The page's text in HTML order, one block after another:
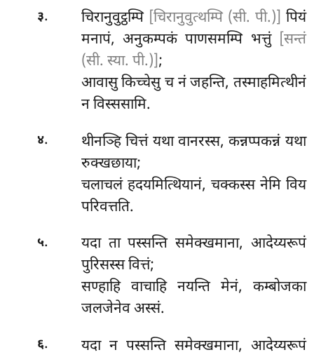
३. चिरानुवुट्ठम्पि [चिरानुवुत्थम्पि (सी. पी.)] पियं
मनापं, अनुकम्पकं पाणसमम्पि भत्तुं [सन्तं
(सी. स्या. पी.)];
आवासु किच्चेसु च नं जहन्ति, तस्माहमित्थीनं
न विस्ससामि.
४.
थीनञ्हि चित्तं यथा वानरस्स, कन्नप्पकन्नं यथा
रुक्खछाया;
चलाचलं हदयमित्थियानं, चक्कस्स नेमि विय
परिवत्तति.
५.
यदा ता पस्सन्ति समेक्खमाना, आदेय्यरूपं
पुरिसस्स वित्तं;
सण्हाहि वाचाहि नयन्ति मेनं, कम्बोजका
जलजेनेव अस्सं.
६.
यदा न पस्सन्ति समेक्खमाना, आदेय्यरूपं